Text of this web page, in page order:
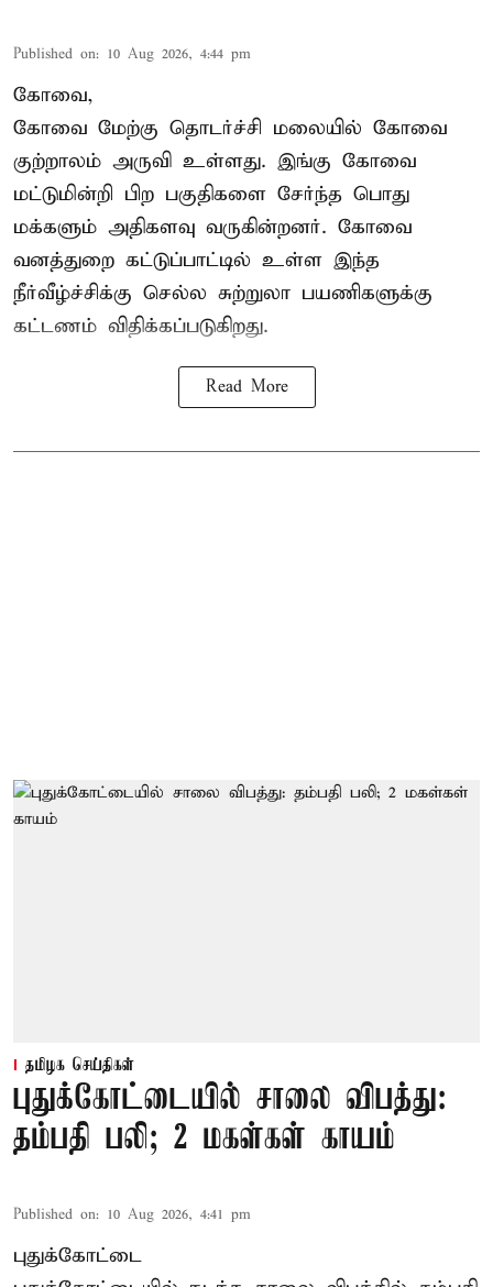
Published on: 10 Aug 2026, 4:44 pm
கோவை,
கோவை மேற்கு தொடர்ச்சி மலையில் கோவை
குற்றாலம் அருவி உள்ளது. இங்கு கோவை
மட்டுமின்றி பிற பகுதிகளை சேர்ந்த பொது
மக்களும் அதிகளவு வருகின்றனர். கோவை
வனத்துறை கட்டுப்பாட்டில் உள்ள இந்த
நீர்வீழ்ச்சிக்கு செல்ல சுற்றுலா பயணிகளுக்கு
கட்டணம் விதிக்கப்படுகிறது.
Read More
தமிழக செய்திகள்
புதுக்கோட்டையில் சாலை விபத்து:
தம்பதி பலி; 2 மகள்கள் காயம்
Published on: 10 Aug 2026, 4:41 pm
புதுக்கோட்டை